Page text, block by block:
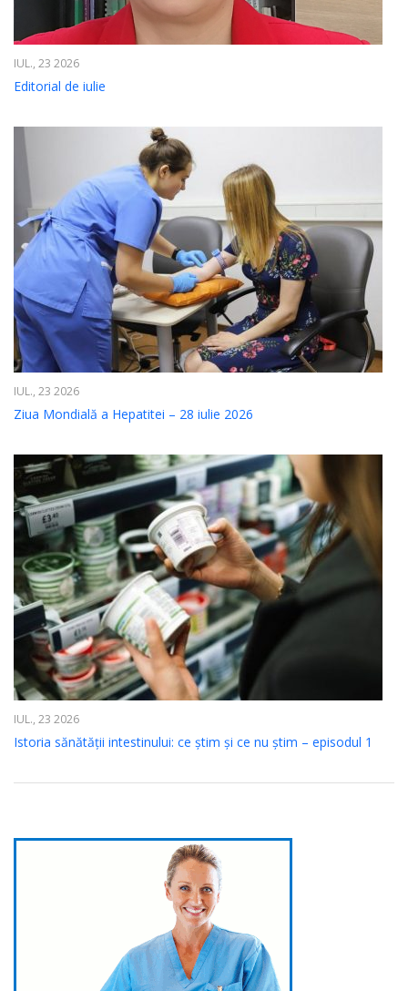
IUL., 23 2026
Editorial de iulie
IUL., 23 2026
Ziua Mondială a Hepatitei – 28 iulie 2026
IUL., 23 2026
Istoria sănătății intestinului: ce știm și ce nu știm – episodul 1